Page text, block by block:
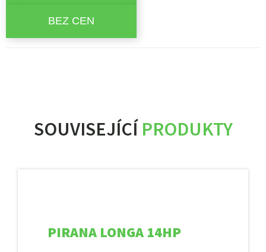
SOUVISEJÍCÍ PRODUKTY
PIRANA LONGA 14HP